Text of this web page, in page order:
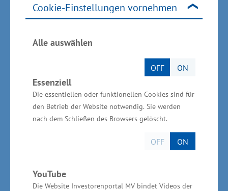
Cookie-Einstellungen vornehmen
Alle auswählen
OFF ON
Essenziell
Die essentiellen oder funktionellen Cookies sind für
den Betrieb der Website notwendig. Sie werden
nach dem Schließen des Browsers gelöscht.
OFF ON
YouTube
Die Website Investorenportal MV bindet Videos der
Mecklenburg-Vorpommern zu Gast. Zur
von Hochschulen, heimischen Unternehmen
sowie dem Unternehmerverband Vorpommern,
der BioCon Valley GmbH und der IHK zu
Schwerin an. Ergebnis der internationalen
Gespräche ist unter anderem, dass ein Beirat zur
Begleitung der Arbeit der Akademie gegründet
Unternehmensvertretern, dem Volkskomitee Ha
Tỉnh, der niederösterreichischen IMC
Fachhochschule Krems sowie dem Ministerium